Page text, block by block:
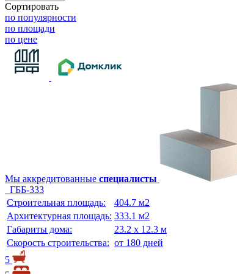
Сортировать
по популярности
по площади
по цене
Мы аккредитованные специалисты
ГББ-333
Строительная площадь:
404.7 м2
Архитектурная площадь: 333.1 м2
Габариты дома:
23.2 х 12.3 м
Скорость строительства: от 180 дней
5